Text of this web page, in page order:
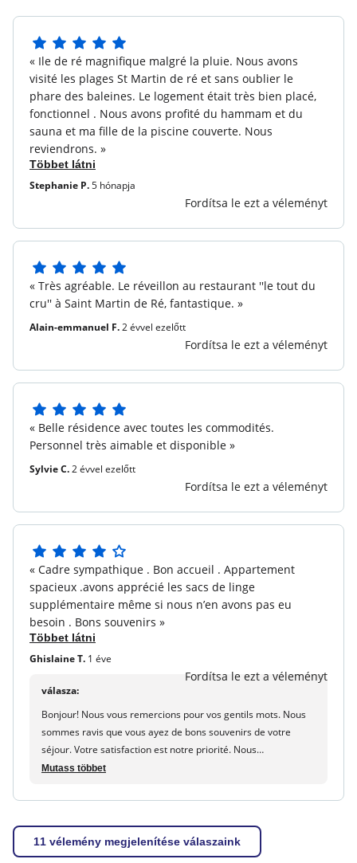
Babakészlet :Foglalja le a baba készletet egyidejűleg,
mint a szállás: 1 baba összecsukható ágy, 1 baba szék (
6 hónap), 1 cserélő matrac, 1 görgő. 40 € / hét vagy 30 €
rövid tartózkodásra (1-6 éjszaka). Kérjük, vegye
figyelembe: elérhetőség tárgya.
Karbantartó készlet :Tartalmazva: 1 szivacs, 1 mosdó,
1 üveg többcélú termék, 1 liter kézmosó folyékony
termék, több mosogató tabletta
Mosoda : Laundromat a lakóhelyen található: 2
mosógép és 2 szárító (lásd az árakat és a helyszíni
Ágynemű :Tartalmazva - párnák, takarékfedél és lap
Törölközők : Tartalmazva - 1 fürdő törülköző, 1
törülköző személyenként és 1 fürdőszoba
Érkezéskor megvetett ágyak :
kiegészítés: 9,50 EUR /
fő
konyhát és az ételeket
Parkoló : Közparkolás a lakóhely közelében (márciustól
novemberig fizet)
Televízió :Tartalom
Repülőtér közelében :Bordeaux-Mérignac repülőtér
#BOD (169,1 km)
Közel a kereskedelemhez :250m
Egyéb információk
PMR hozzáférés
Háziállatok engedélyezve :
állat útlevelének bemutatásában: 75 € / állat / hét - 12
€ / állat / nap (az 1-6 éjszakai stays).
letét (kiegészítő) :200
Idegenforgalmi adó (felár ellenében) :
fizetendő, lásd az alkalmazandó vámot.
5
csillagból
« Ile de ré magnifique malgré la pluie. Nous avons
visité les plages St Martin de ré et sans oublier le
phare des baleines. Le logement était très bien placé,
fonctionnel . Nous avons profité du hammam et du
sauna et ma fille de la piscine couverte. Nous
reviendrons. »
Többet látni
Stephanie P.5 hónapja
Fordítsa le ezt a véleményt
5
csillagból
« Très agréable. Le réveillon au restaurant ''le tout du
cru'' à Saint Martin de Ré, fantastique. »
Alain-emmanuel F.2 évvel ezelőtt
Fordítsa le ezt a véleményt
5
csillagból
« Belle résidence avec toutes les commodités.
Personnel très aimable et disponible »
Sylvie C.2 évvel ezelőtt
Fordítsa le ezt a véleményt
5
csillagból
« Cadre sympathique . Bon accueil . Appartement
spacieux .avons apprécié les sacs de linge
supplémentaire même si nous n’en avons pas eu
besoin . Bons souvenirs »
Többet látni
Ghislaine T. 1 éve
Fordítsa le ezt a véleményt
válasza:
Bonjour! Nous vous remercions pour vos gentils mots. Nous
sommes ravis que vous ayez de bons souvenirs de votre
séjour. Votre satisfaction est notre priorité. Nous
transmettrons vos compliments à l'équipe sur place. Au
Maureen - maeva.com
Mutass többet
11 vélemény megjelenítése válaszaink